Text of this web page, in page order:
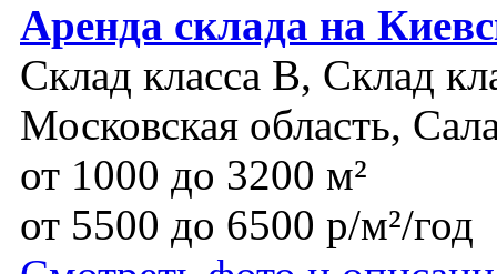
Аренда склада на
Склад класса B, Склад
Московская область,
от 1000 до 3200 м²
от 5500 до 6500 р/м²/год